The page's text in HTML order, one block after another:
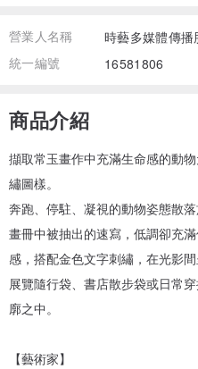
營業人名稱
時藝多媒體傳播
統一編號
16581806
商品介紹
擷取常玉畫作中充滿生命感的動
繡圖樣。
奔跑、停駐、凝視的動物姿態散
畫冊中被抽出的速寫，低調卻充
感，搭配金色文字刺繡，在光影
展覽隨行袋、書店散步袋或日常
廓之中。
【藝術家】